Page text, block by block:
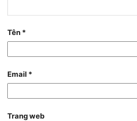
Tên *
Email *
Trang web